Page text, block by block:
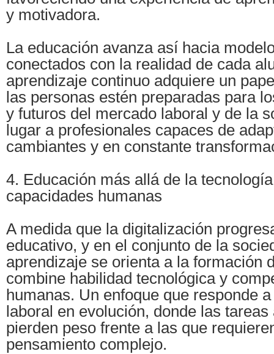
y motivadora.
La educación avanza así hacia
conectados con la realidad de cada
aprendizaje continuo adquiere un
las personas estén preparadas para
y futuros del mercado laboral y de la
lugar a profesionales capaces de
cambiantes y en constante
4. Educación más allá de la
capacidades humanas
A medida que la digitalización
educativo, y en el conjunto de la
aprendizaje se orienta a la formación
combine habilidad tecnológica y
humanas. Un enfoque que responde
laboral en evolución, donde las
pierden peso frente a las que
pensamiento complejo.